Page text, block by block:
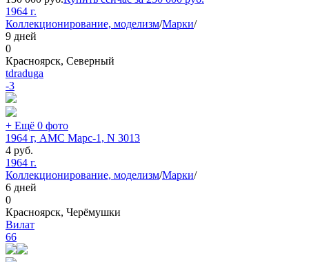
1964 г.
Коллекционирование, моделизм/Марки/
9 дней
0
Красноярск, Северный
tdraduga
-3
+ Ещё 0 фото
1964 г, АМС Марс-1, N 3013
4 руб.
1964 г.
Коллекционирование, моделизм/Марки/
6 дней
0
Красноярск, Черёмушки
Вилат
66